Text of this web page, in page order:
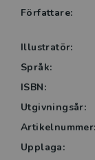
flerspråkiga
och annan
praktisk
logopeder och
Författare:
Illustratör:
Språk:
ISBN:
Utgivningsår:
Artikelnummer:
Upplaga: